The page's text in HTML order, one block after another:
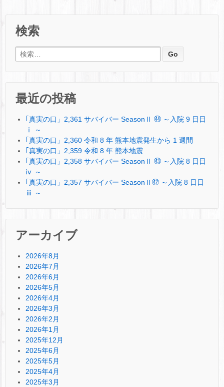
検索
検索:
最近の投稿
｢真実の口」2,361 サバイバー SeasonⅡ ㊹ ～入院 9 日日
ⅰ ～
｢真実の口」2,360 令和 8 年 熊本地震発生から 1 週間
｢真実の口」2,359 令和 8 年 熊本地震
｢真実の口」2,358 サバイバー SeasonⅡ ㊸ ～入院 8 日日
ⅳ ～
｢真実の口」2,357 サバイバー SeasonⅡ㊷ ～入院 8 日日
ⅲ ～
アーカイブ
2026年8月
2026年7月
2026年6月
2026年5月
2026年4月
2026年3月
2026年2月
2026年1月
2025年12月
2025年6月
2025年5月
2025年4月
2025年3月